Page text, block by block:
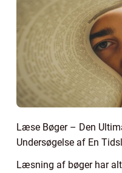
Læse Bøger – Den
Undersøgelse af En
Læsning af bøger har